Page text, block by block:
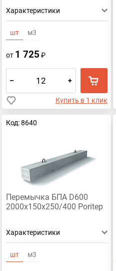
Характеристики
шт м3
от 1 725 ₽
– +
Купить в 1 клик
Код: 8640
Перемычка БПА D600
2000х150х250/400 Poritep
Характеристики
шт м3